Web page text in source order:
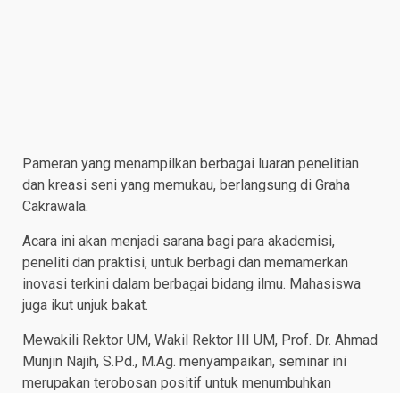
Pameran yang menampilkan berbagai luaran penelitian
dan kreasi seni yang memukau, berlangsung di Graha
Cakrawala.
Acara ini akan menjadi sarana bagi para akademisi,
peneliti dan praktisi, untuk berbagi dan memamerkan
inovasi terkini dalam berbagai bidang ilmu. Mahasiswa
juga ikut unjuk bakat.
Mewakili Rektor UM, Wakil Rektor III UM, Prof. Dr. Ahmad
Munjin Najih, S.Pd., M.Ag. menyampaikan, seminar ini
merupakan terobosan positif untuk menumbuhkan